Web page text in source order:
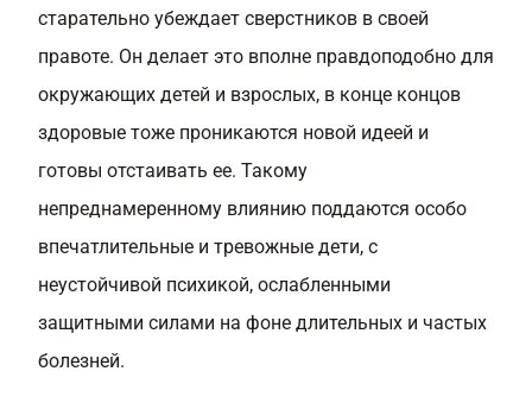
старательно убеждает сверстников в своей
правоте. Он делает это вполне правдоподобно для
окружающих детей и взрослых, в конце концов
здоровые тоже проникаются новой идеей и
готовы отстаивать ее. Такому
непреднамеренному влиянию поддаются особо
впечатлительные и тревожные дети, с
неустойчивой психикой, ослабленными
защитными силами на фоне длительных и частых
болезней.